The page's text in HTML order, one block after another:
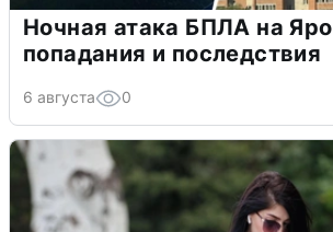
Ночная атака БПЛА на
попадания и последствия
6 августа 0